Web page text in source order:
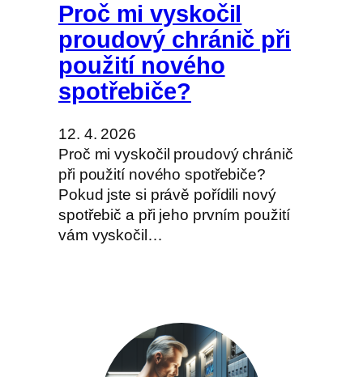
Proč mi vyskočil
proudový chránič při
použití nového
spotřebiče?
12. 4. 2026
Proč mi vyskočil proudový chránič
při použití nového spotřebiče?
Pokud jste si právě pořídili nový
spotřebič a při jeho prvním použití
vám vyskočil…